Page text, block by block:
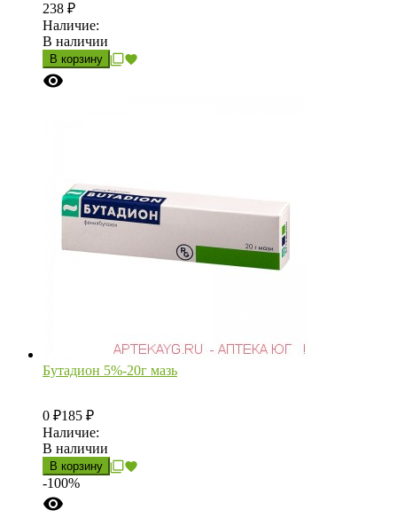
238 ₽
Наличие:
В наличии
В корзину
Бутадион 5%-20г мазь
0 ₽185 ₽
Наличие:
В наличии
В корзину
-100%